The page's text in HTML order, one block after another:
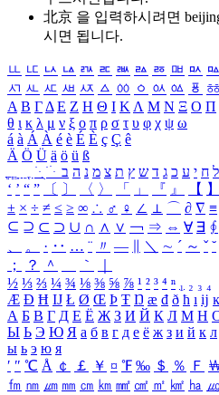
北京 을 입력하시려면
시면 됩니다.
ㅥ ㅦ ㅧ ㅨ ㅩ ㅪ ㅫ ㅬ ㅭ ㅮ ㅯ ㅰ
ㅺ ㅻ ㅼ ㅽ ㅾ ㅿ ㆀ ㆁ ㆂ ㆃ ㆄ ㆅ
Α Β ΓΔ Ε Ζ Η Θ Ι ΚΛ Μ Ν Ξ Ο Π
θ ι κ λ μ ν ξ ο π ρ σ τ υ φ χ ψ ω
á à Á À é è É È ç Ç ê
Ä Ö Ü ä ö ü ß
ִֶֹ ֻּ ׁׂ ל ח י ע כ ג ד ש ץ ת צ מ נ ה ב
‘ ’ “ ” 〔 〕 〈 〉 「 」 『 』 【 】
± × ÷ ≠ ≤ ≥ ∞ ∴ ♂ ♀ ∠ ⊥ ⌒ ∂ ∇ ≡
⊆ ⊇ ⊂ ⊃ ∪ ∩ ∧ ∨ ￢ ⇒ ⇔ ∀ ∃ ∮
、
。 · ‥ … ¨ 〃 ― ＼ ∼ ´ ～ ˇ ˘
；
？ ＾ ｀
½ ⅓ ⅔ ¼ ¾ ⅛ ⅜ ⅝ ⅞ ¹ ² ³ ⁴ ⁿ ₁ ₂ ₃ ₄
Æ Ð Ħ Ĳ Ł Ø Œ Þ Ŧ Ŋ æ đ ð ħ ı ĳ ĸ
А Б В Г Д Е Ё Ж З И Й К Л М Н
Ы Ь Э Ю Я а б в г д е ё ж з и й к л
ы ь э ю я
′ ″ ℃ Å ￠ ￡ ￥ ¤ ℉ ‰ ＄ ％ Ｆ
㎙ ㎚ ㎛ ㎜ ㎝ ㎞ ㎟ ㎠ ㎡ ㎢ ㏊ ㎍